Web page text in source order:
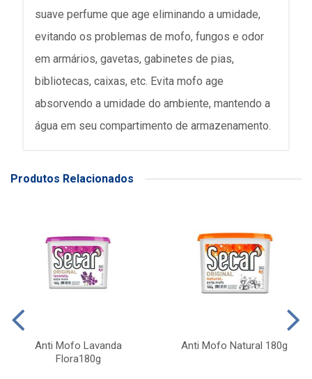
suave perfume que age eliminando a umidade,
evitando os problemas de mofo, fungos e odor
em armários, gavetas, gabinetes de pias,
bibliotecas, caixas, etc. Evita mofo age
absorvendo a umidade do ambiente, mantendo a
água em seu compartimento de armazenamento.
Produtos Relacionados
Anti Mofo Lavanda
Flora180g
Anti Mofo Natural 180g